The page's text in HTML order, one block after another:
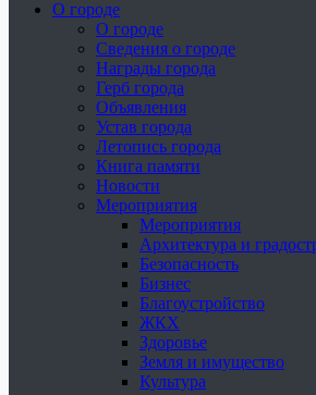
О городе
О городе
Сведения о городе
Награды города
Герб города
Объявления
Устав города
Летопись города
Книга памяти
Новости
Мероприятия
Мероприятия
Архитектура и
Безопасность
Бизнес
Благоустройство
ЖКХ
Здоровье
Земля и имущество
Культура